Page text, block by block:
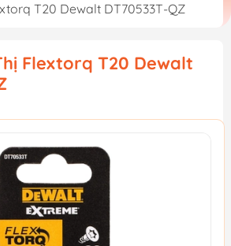
T20 Dewalt DT70533T-QZ
Flextorq T20 Dewalt